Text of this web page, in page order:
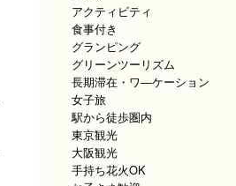
アクティビティ
食事付き
グランピング
グリーンツーリズム
長期滞在・ワ―ケーション
女子旅
駅から徒歩圏内
東京観光
大阪観光
手持ち花火OK